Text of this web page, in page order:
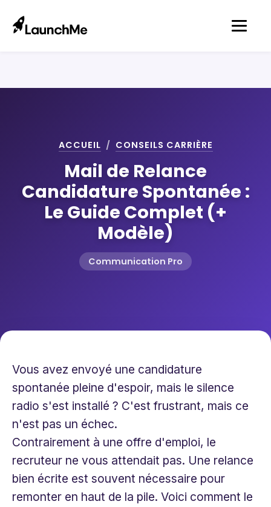
ACCUEIL / CONSEILS CARRIÈRE
Mail de Relance
Candidature Spontanée :
Le Guide Complet (+
Modèle)
Communication Pro
Vous avez envoyé une candidature
spontanée pleine d'espoir, mais le silence
radio s'est installé ? C'est frustrant, mais ce
n'est pas un échec.
Contrairement à une offre d'emploi, le
recruteur ne vous attendait pas. Une relance
bien écrite est souvent nécessaire pour
remonter en haut de la pile. Voici comment le